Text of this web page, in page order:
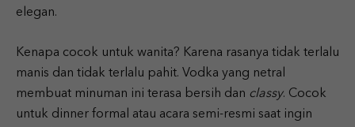
elegan.
Kenapa cocok untuk wanita? Karena rasanya tidak terlalu
manis dan tidak terlalu pahit. Vodka yang netral
membuat minuman ini terasa bersih dan classy. Cocok
untuk dinner formal atau acara semi-resmi saat ingin